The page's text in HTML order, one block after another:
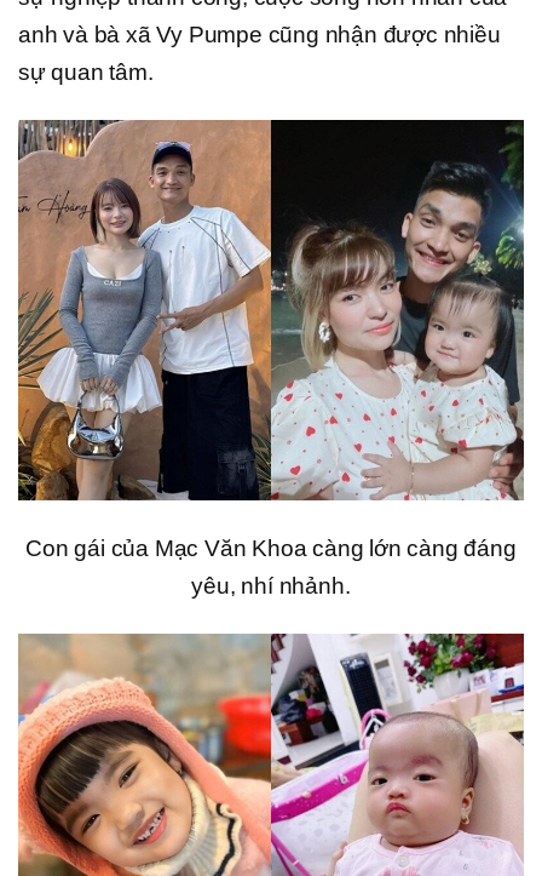
anh và bà xã Vy Pumpe cũng nhận được nhiều
sự quan tâm.
Con gái của Mạc Văn Khoa càng lớn càng đáng
yêu, nhí nhảnh.